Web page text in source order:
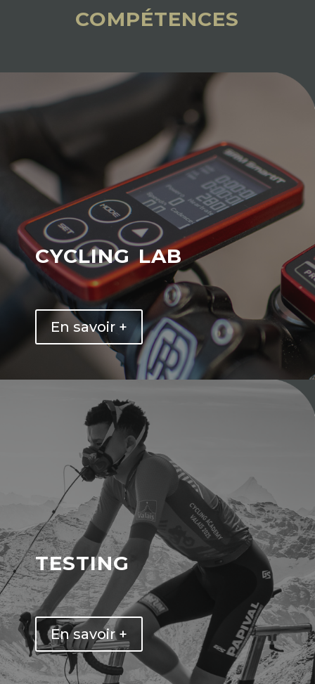
compétences
cycling lab
En savoir +
testing
En savoir +